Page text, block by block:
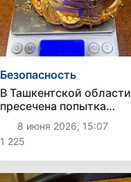
Безопасность
В Ташкентской области
пресечена попытка
незаконного ввоза
ювелирных изделий на
85 млн сумов
8 июня 2026, 15:07
1 225